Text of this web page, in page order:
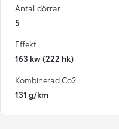
Antal dörrar
5
Effekt
163 kw (222 hk)
Kombinerad Co2
131 g/km